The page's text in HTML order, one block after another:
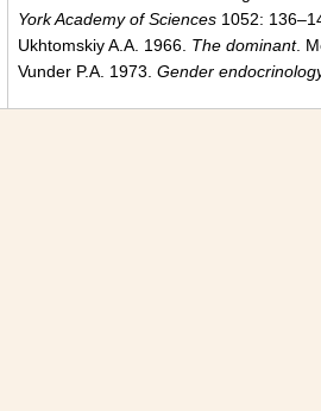
YorkAcademyof Sciences 1052:
Ukhtomskiy A.A. 1966. The dominant.
Vunder P.A. 1973. Gender